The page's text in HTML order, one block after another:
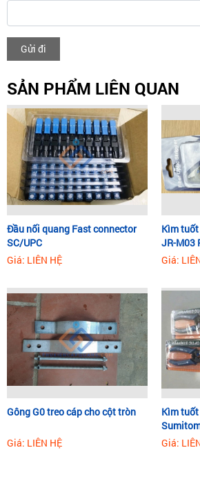
Gửi đi
SẢN PHẨM LIÊN QUAN
Đầu nối quang Fast connector
SC/UPC
Giá: LIÊN HỆ
Kìm
JR-M03
Giá:
Gông G0 treo cáp cho cột tròn
Giá: LIÊN HỆ
Kìm
Giá: